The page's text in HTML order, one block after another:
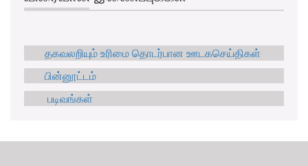
தகவலறியும் உரிமை தொடர்பான ஊடகசெய்திகள்
பின்னூட்டம்
படிவங்கள்